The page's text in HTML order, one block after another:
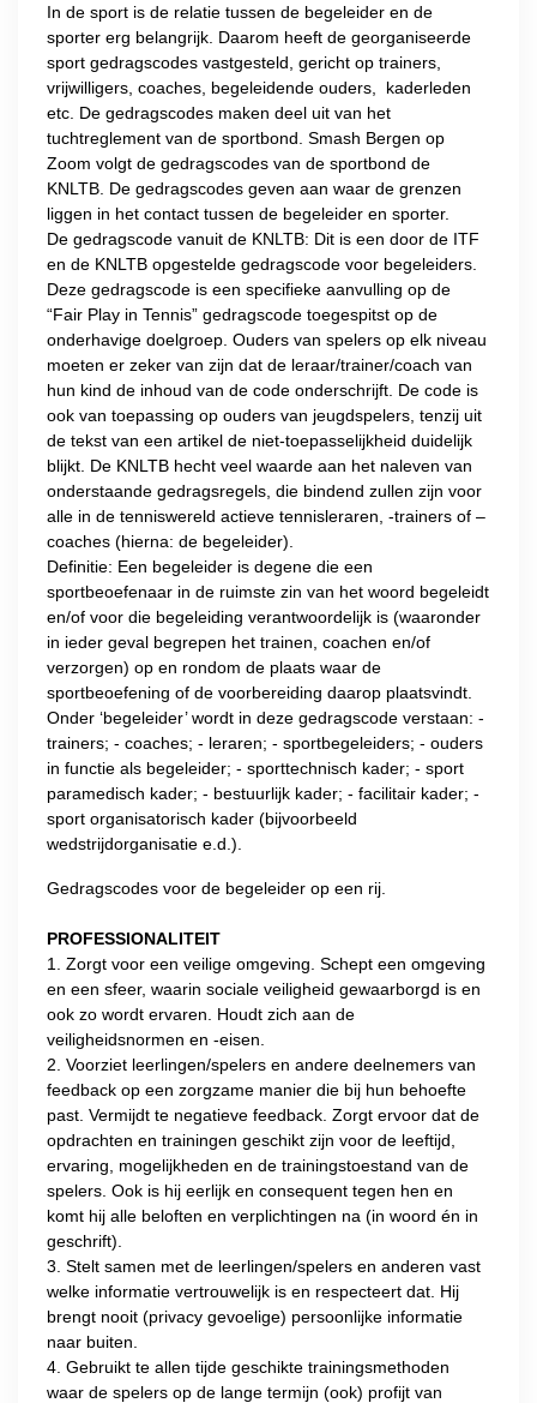
In de sport is de relatie tussen de begeleider en de
sporter erg belangrijk. Daarom heeft de georganiseerde
sport gedragscodes vastgesteld, gericht op trainers,
vrijwilligers, coaches, begeleidende ouders, kaderleden
etc. De gedragscodes maken deel uit van het
tuchtreglement van de sportbond. Smash Bergen op
Zoom volgt de gedragscodes van de sportbond de
KNLTB. De gedragscodes geven aan waar de grenzen
liggen in het contact tussen de begeleider en sporter.
De gedragscode vanuit de KNLTB: Dit is een door de ITF
en de KNLTB opgestelde gedragscode voor begeleiders.
Deze gedragscode is een specifieke aanvulling op de
“Fair Play in Tennis” gedragscode toegespitst op de
onderhavige doelgroep. Ouders van spelers op elk niveau
moeten er zeker van zijn dat de leraar/trainer/coach van
hun kind de inhoud van de code onderschrijft. De code is
ook van toepassing op ouders van jeugdspelers, tenzij uit
de tekst van een artikel de niet-toepasselijkheid duidelijk
blijkt. De KNLTB hecht veel waarde aan het naleven van
onderstaande gedragsregels, die bindend zullen zijn voor
alle in de tenniswereld actieve tennisleraren, -trainers of –
coaches (hierna: de begeleider).
Definitie: Een begeleider is degene die een
sportbeoefenaar in de ruimste zin van het woord begeleidt
en/of voor die begeleiding verantwoordelijk is (waaronder
in ieder geval begrepen het trainen, coachen en/of
verzorgen) op en rondom de plaats waar de
sportbeoefening of de voorbereiding daarop plaatsvindt.
Onder ‘begeleider’ wordt in deze gedragscode verstaan: -
trainers; - coaches; - leraren; - sportbegeleiders; - ouders
in functie als begeleider; - sporttechnisch kader; - sport
paramedisch kader; - bestuurlijk kader; - facilitair kader; -
sport organisatorisch kader (bijvoorbeeld
wedstrijdorganisatie e.d.).
Gedragscodes voor de begeleider op een rij.
PROFESSIONALITEIT
1. Zorgt voor een veilige omgeving. Schept een omgeving
en een sfeer, waarin sociale veiligheid gewaarborgd is en
ook zo wordt ervaren. Houdt zich aan de
veiligheidsnormen en -eisen.
2. Voorziet leerlingen/spelers en andere deelnemers van
feedback op een zorgzame manier die bij hun behoefte
past. Vermijdt te negatieve feedback. Zorgt ervoor dat de
opdrachten en trainingen geschikt zijn voor de leeftijd,
ervaring, mogelijkheden en de trainingstoestand van de
spelers. Ook is hij eerlijk en consequent tegen hen en
komt hij alle beloften en verplichtingen na (in woord én in
geschrift).
3. Stelt samen met de leerlingen/spelers en anderen vast
welke informatie vertrouwelijk is en respecteert dat. Hij
brengt nooit (privacy gevoelige) persoonlijke informatie
naar buiten.
4. Gebruikt te allen tijde geschikte trainingsmethoden
waar de spelers op de lange termijn (ook) profijt van